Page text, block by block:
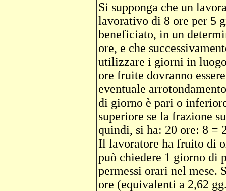
Si supponga che un
lavorativo di 8 ore per 5
beneficiato, in un
ore, e che
utilizzare i giorni in
ore fruite dovranno
eventuale
di giorno è pari o
superiore se la frazione
quindi, si ha: 20 ore: 8 =
Il lavoratore ha fruito di
può chiedere 1 giorno di
permessi orari nel mese.
ore (equivalenti a 2,62